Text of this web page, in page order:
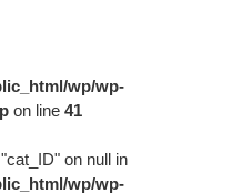
wp/wp-
on line41
on null in
wp/wp-